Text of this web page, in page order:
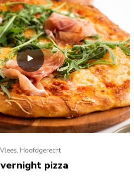
Vlees, Hoofdgerecht
pizza